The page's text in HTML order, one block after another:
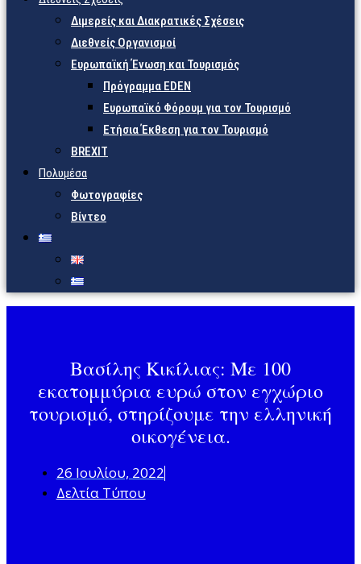
Διμερείς και Διακρατικές Σχέσεις
Διεθνείς Οργανισμοί
Ευρωπαϊκή Ένωση και Τουρισμός
Πρόγραμμα EDEN
Ευρωπαϊκό Φόρουμ για τον Τουρισμό
Ετήσια Έκθεση για τον Τουρισμό
BREXIT
Πολυμέσα
Φωτογραφίες
Βίντεο
Βασίλης Κικίλιας: Με 100
εκατομμύρια ευρώ στον εγχώριο
τουρισμό, στηρίζουμε την ελληνική
οικογένεια.
26 Ιουλίου, 2022
Δελτία Τύπου